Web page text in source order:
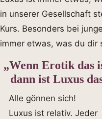
in unserer Gesellschaft
Kurs. Besonders bei
immer etwas, was du dir
„Wenn Erotik das
dann ist Luxus
Alle gönnen sich!
Luxus ist relativ. Jeder